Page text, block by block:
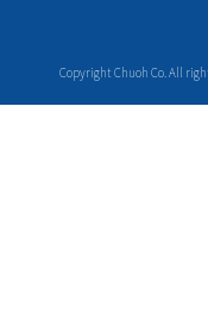
Copyright Chuoh Co. All